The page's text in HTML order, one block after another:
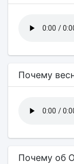
Почему
Почему об